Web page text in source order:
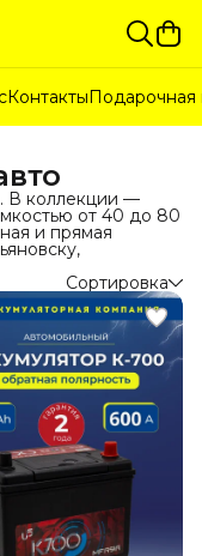
КонтактыПодарочная
В коллекции —
от 40 до 80
и прямая
Сортировка